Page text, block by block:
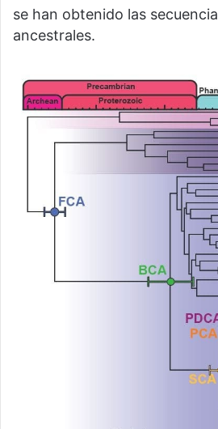
se han obtenido las
ancestrales.